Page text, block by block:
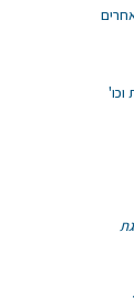
וכו'